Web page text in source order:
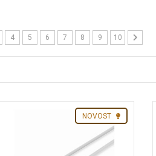
4 5 6 7 8 9 10
NOVOST